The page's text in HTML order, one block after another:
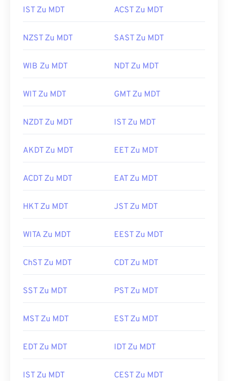
IST Zu MDT ACST Zu MDT
NZST Zu MDT SAST Zu MDT
WIB Zu MDT NDT Zu MDT
WIT Zu MDT GMT Zu MDT
NZDT Zu MDT IST Zu MDT
AKDT Zu MDT EET Zu MDT
ACDT Zu MDT EAT Zu MDT
HKT Zu MDT JST Zu MDT
WITA Zu MDT EEST Zu MDT
ChST Zu MDT CDT Zu MDT
SST Zu MDT PST Zu MDT
MST Zu MDT EST Zu MDT
EDT Zu MDT IDT Zu MDT
IST Zu MDT CEST Zu MDT